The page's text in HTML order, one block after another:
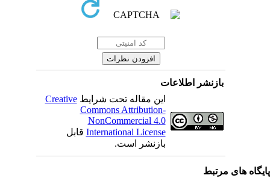
بازنشر اطلاعات
این مقاله تحت شرایطCreative
Commons Attribution-
NonCommercial 4.0
International Licenseقابل
بازنشر است.
های مرتبط